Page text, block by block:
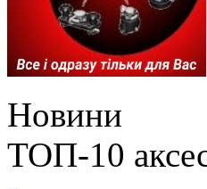
Новини
ТОП-10